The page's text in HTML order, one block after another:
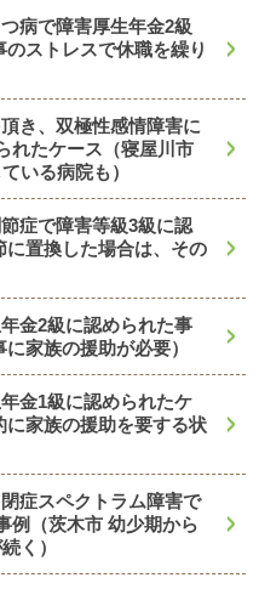
病で障害厚生年金2級
ストレスで休職を繰り
き、双極性感情障害に
れたケース（寝屋川市
いる病院も）
症で障害等級3級に認
置換した場合は、その
金2級に認められた事
家族の援助が必要）
金1級に認められたケ
家族の援助を要する状
症スペクトラム障害で
例（茨木市 幼少期から
く）